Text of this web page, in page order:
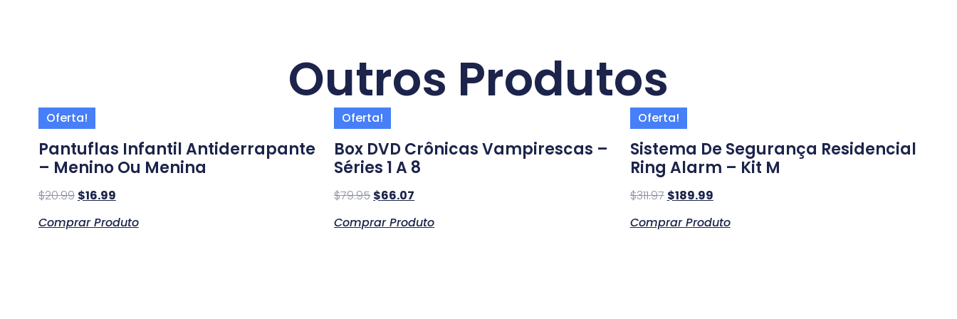
Outros Produtos
Oferta!
Pantuflas Infantil Antiderrapante
– Menino Ou Menina
$20.99 $16.99
Comprar Produto
Oferta!
Box DVD Crônicas Vampirescas –
Séries 1 A 8
$79.95 $66.07
Comprar Produto
Oferta!
Sistema De Segurança Residencial
Ring Alarm – Kit M
$311.97 $189.99
Comprar Produto